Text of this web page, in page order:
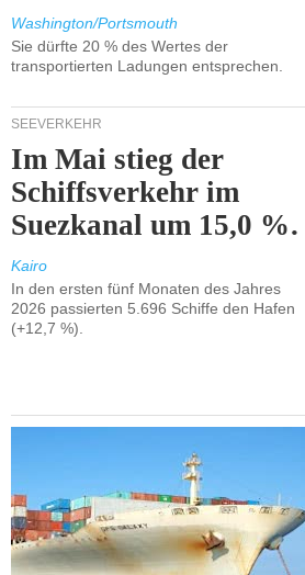
Washington/Portsmouth
Sie dürfte 20 % des Wertes der
transportierten Ladungen entsprechen.
SEEVERKEHR
Im Mai stieg der
Schiffsverkehr im
Suezkanal um 15,0 %.
Kairo
In den ersten fünf Monaten des Jahres
2026 passierten 5.696 Schiffe den Hafen
(+12,7 %).